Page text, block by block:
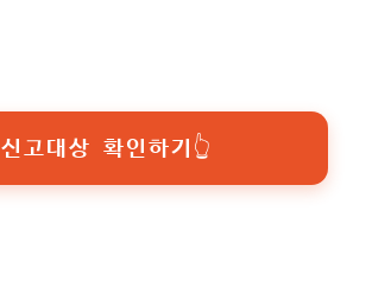
신고대상 확인하기👆